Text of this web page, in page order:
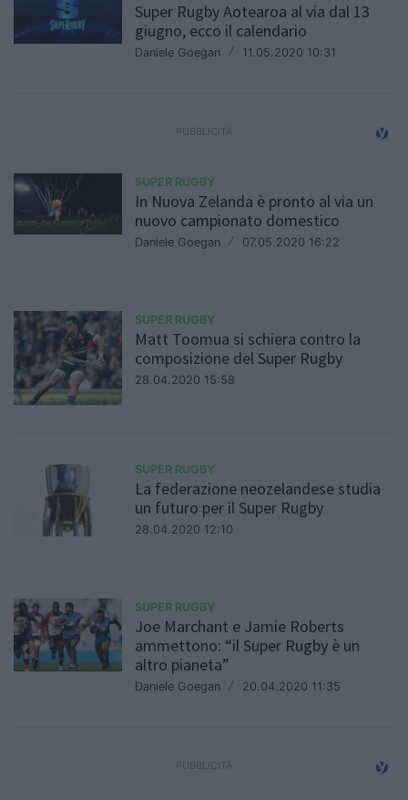
Super Rugby Aotearoa al via dal 13
giugno, ecco il calendario
Daniele Goegan / 11.05.2020 10:31
SUPER RUGBY
In Nuova Zelanda è pronto al via un
nuovo campionato domestico
Daniele Goegan / 07.05.2020 16:22
SUPER RUGBY
Matt Toomua si schiera contro la
composizione del Super Rugby
28.04.2020 15:58
SUPER RUGBY
La federazione neozelandese studia
un futuro per il Super Rugby
28.04.2020 12:10
SUPER RUGBY
Joe Marchant e Jamie Roberts
ammettono: “il Super Rugby è un
altro pianeta”
Daniele Goegan / 20.04.2020 11:35